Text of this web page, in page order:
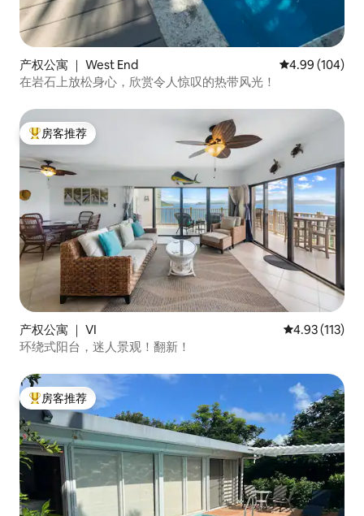
产权公寓 ｜ West End 平均评分 4.99
4.99 (104)
在岩石上放松身心，欣赏令人惊叹的热带风光！
热门「房客推荐」
房客推荐
产权公寓 ｜ VI 平均评分 4.93
4.93 (113)
环绕式阳台，迷人景观！翻新！
热门「房客推荐」
房客推荐